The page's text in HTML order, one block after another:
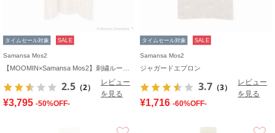
タイムセール対象 SALE
Samansa Mos2
2.5 （2）
レビュー
を見る
¥3,795 -50%OFF-
タイムセール対象 SALE
Samansa Mos2
ジャガードエプロン
3.7 （3）
レビュー
を見る
¥1,716 -60%OFF-